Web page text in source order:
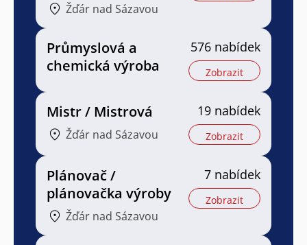
Žďár nad Sázavou
Průmyslová a
chemická výroba
576 nabídek
Zobrazit
Mistr / Mistrová
Žďár nad Sázavou
19 nabídek
Zobrazit
Plánovač /
plánovačka výroby
Žďár nad Sázavou
7 nabídek
Zobrazit